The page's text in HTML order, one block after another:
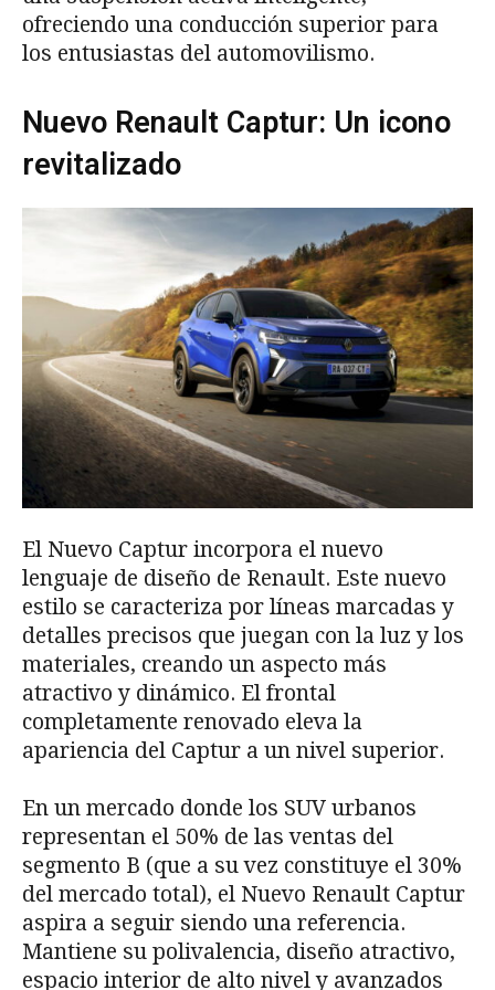
ofreciendo una conducción superior para
los entusiastas del automovilismo.
Nuevo Renault Captur: Un icono
revitalizado
El Nuevo Captur incorpora el nuevo
lenguaje de diseño de Renault. Este nuevo
estilo se caracteriza por líneas marcadas y
detalles precisos que juegan con la luz y los
materiales, creando un aspecto más
atractivo y dinámico. El frontal
completamente renovado eleva la
apariencia del Captur a un nivel superior.
En un mercado donde los SUV urbanos
representan el 50% de las ventas del
segmento B (que a su vez constituye el 30%
del mercado total), el Nuevo Renault Captur
aspira a seguir siendo una referencia.
Mantiene su polivalencia, diseño atractivo,
espacio interior de alto nivel y avanzados